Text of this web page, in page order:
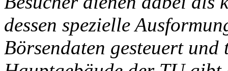
dessen spezielle
Börsendaten gesteuert